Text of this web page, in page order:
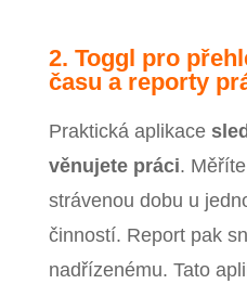
2. Toggl pro
času a reporty
Praktická aplikace
věnujete práci.
strávenou dobu u
činností. Report pak
nadřízenému. Tato